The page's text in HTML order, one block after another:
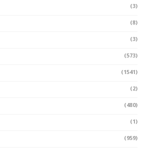
(3)
(8)
(3)
(573)
(1541)
(2)
(480)
(1)
(959)